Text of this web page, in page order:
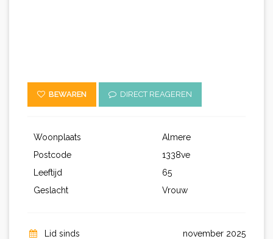
BEWAREN DIRECT REAGEREN
Woonplaats
Almere
Postcode
1338ve
Leeftijd
65
Geslacht
Vrouw
Lid sinds
november 2025